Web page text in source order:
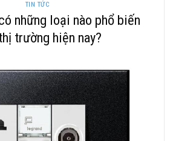
TIN TỨC
những loại nào phổ biến
trường hiện nay?